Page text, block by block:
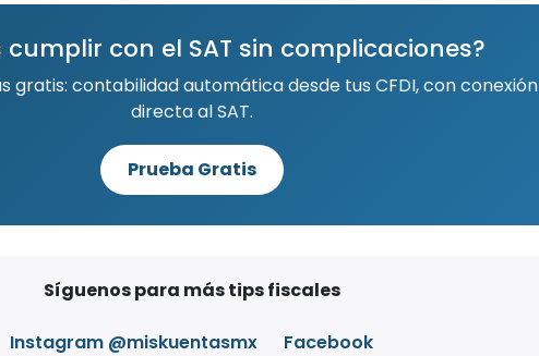
cumplir con el SAT sin complicaciones?
gratis: contabilidad automática desde tus CFDI, con conexión
directa al SAT.
Prueba Gratis
Síguenos para más tips fiscales
Instagram @miskuentasmx Facebook